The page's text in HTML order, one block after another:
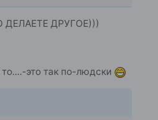
ДРУГОЕ)))
это так по-людски